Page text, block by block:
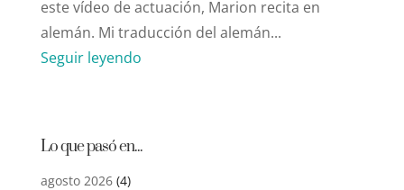
este vídeo de actuación, Marion recita en
alemán. Mi traducción del alemán...
Seguir leyendo
Lo que pasó en...
agosto 2026(4)